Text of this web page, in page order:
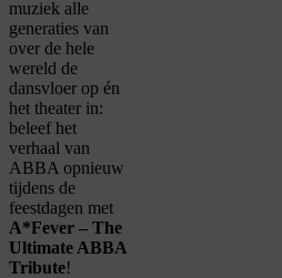
muziek alle
generaties van
over de hele
wereld de
dansvloer op én
het theater in:
beleef het
verhaal van
ABBA opnieuw
tijdens de
feestdagen met
A*Fever – The
Ultimate ABBA
Tribute!